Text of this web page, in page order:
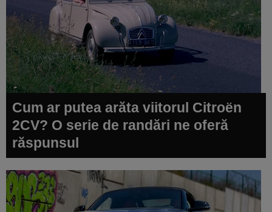
Cum ar putea arăta viitorul Citroën
2CV? O serie de randări ne oferă
răspunsul